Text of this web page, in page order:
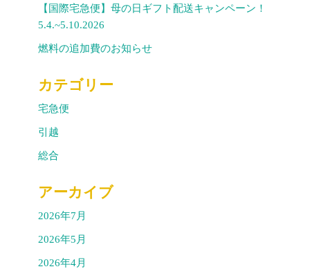
【国際宅急便】母の日ギフト配送キャンペーン！
5.4.~5.10.2026
燃料の追加費のお知らせ
カテゴリー
宅急便
引越
総合
アーカイブ
2026年7月
2026年5月
2026年4月